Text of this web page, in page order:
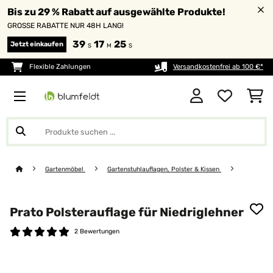
Bis zu 29 % Rabatt auf ausgewählte Produkte!
GROSSE RABATTE NUR 48H LANG!
Jetzt einkaufen 39 S 17 M 24 S
Flexible Zahlungen Versandkostenfrei ab 100 €*
Gartenmöbel Gartenstuhlauflagen, Polster & Kissen
Prato Polsterauflage für Niedriglehner
2 Bewertungen